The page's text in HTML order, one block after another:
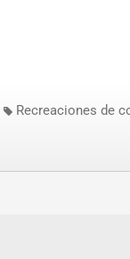
Recreaciones de